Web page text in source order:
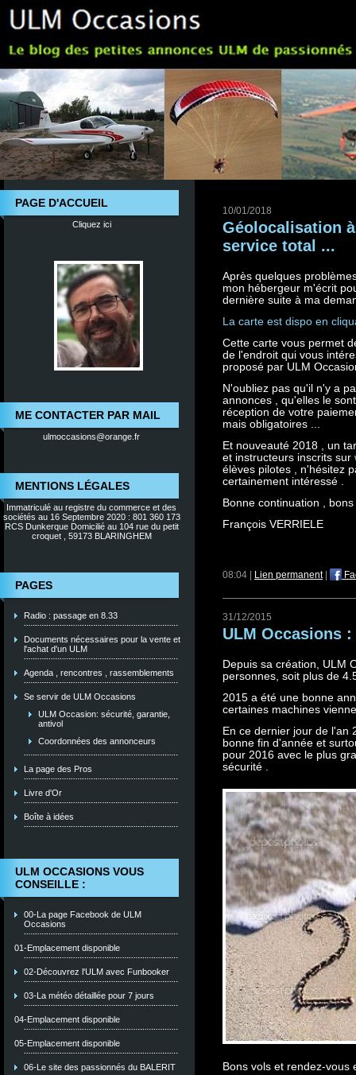
PAGE D'ACCUEIL
Cliquez ici
ME CONTACTER PAR MAIL
ulmoccasions@orange.fr
MENTIONS LÉGALES
Immatriculé au registre du commerce et des
sociétés au 16 Septembre 2020 : 801 360 173
RCS Dunkerque Domicilié au 104 rue du petit
croquet , 59173 BLARINGHEM
PAGES
Radio : passage en 8.33
Documents nécessaires pour la vente et
l'achat d'un ULM
Agenda , rencontres , rassemblements
Se servir de ULM Occasions
ULM Occasion: sécurité, garantie,
antivol
Coordonnées des annonceurs
La page des Pros
Livre d'Or
Boîte à idées
ULM OCCASIONS VOUS
CONSEILLE :
00-La page Facebook de ULM
Occasions
01-Emplacement disponible
02-Découvrez l'ULM avec Funbooker
03-La météo détaillée pour 7 jours
04-Emplacement disponible
05-Emplacement disponible
06-Le site des passionnés du BALERIT
10/01/2018
Géolocalisation
service total ...
Après quelques
mon hébergeur m'écrit
dernière suite à ma
La carte est dispo en
Cette carte vous permet
de l'endroit qui vous
proposé par ULM
N'oubliez pas qu'il n'y a
annonces , qu'elles le
réception de votre
mais obligatoires ...
Et nouveauté 2018 , un
et instructeurs inscrits sur
élèves pilotes , n'hésitez
certainement intéressé .
Bonne continuation ,
François VERRIELE
08:04 | Lien permanent|
31/12/2015
ULM Occasions
Depuis sa création, ULM
personnes, soit plus de
2015 a été une bonne
certaines machines
En ce dernier jour de l'an
bonne fin d'année et
pour 2016 avec le plus
sécurité .
Bons vols et rendez-vous